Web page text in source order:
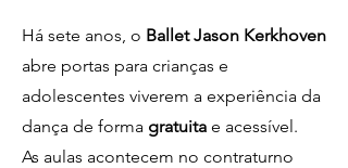
Há sete anos, o Ballet Jason Kerkhoven
abre portas para crianças e
adolescentes viverem a experiência da
dança de forma gratuita e acessível.
As aulas acontecem no contraturno